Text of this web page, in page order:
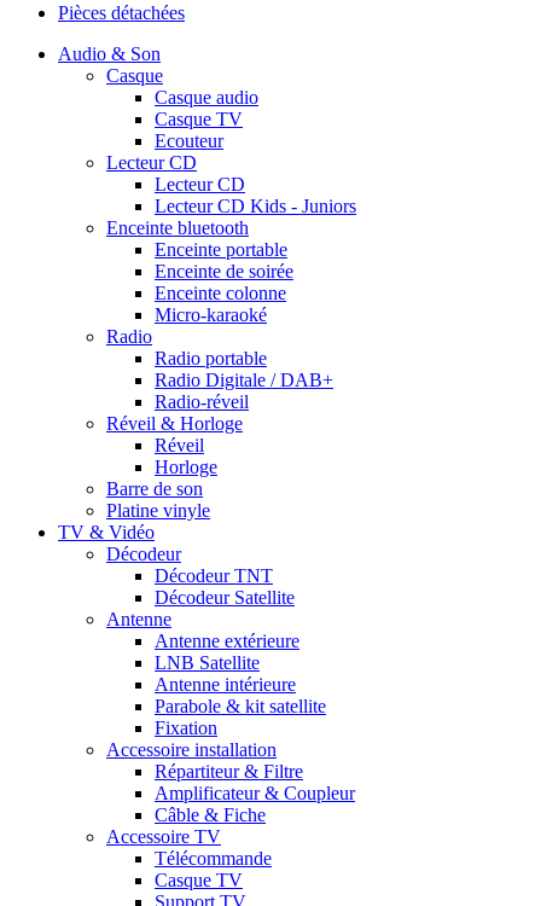
Pièces détachées
Audio & Son
Casque
Casque audio
Casque TV
Ecouteur
Lecteur CD
Lecteur CD
Lecteur CD Kids - Juniors
Enceinte bluetooth
Enceinte portable
Enceinte de soirée
Enceinte colonne
Micro-karaoké
Radio
Radio portable
Radio Digitale / DAB+
Radio-réveil
Réveil & Horloge
Réveil
Horloge
Barre de son
Platine vinyle
TV & Vidéo
Décodeur
Décodeur TNT
Décodeur Satellite
Antenne
Antenne extérieure
LNB Satellite
Antenne intérieure
Parabole & kit satellite
Fixation
Accessoire installation
Répartiteur & Filtre
Amplificateur & Coupleur
Câble & Fiche
Accessoire TV
Télécommande
Casque TV
Support TV